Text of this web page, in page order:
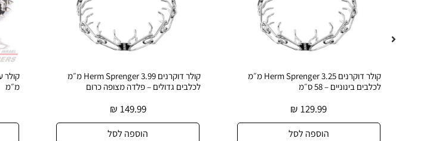
קולר דוקרנים Herm Sprenger 3.25 מ״מ
לכלבים בינוניים – 58 ס״מ
129.99
₪
הוספה לסל
קולר דוקרנים Herm Sprenger 3.99 מ״מ
לכלבים גדולים – פלדה מצופה כרום
149.99
₪
הוספה לסל